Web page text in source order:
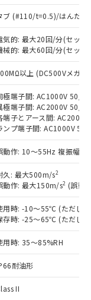
ブ (#110/t=0.5)/はんだづ
気的: 最大20回/分(セット
械的: 最大60回/分(セット
以上 (DC500Vメガ)
極端子間: AC1000V 50/
極端子間: AC2000V 50/
端子とアース間:
ンプ端子間: AC1000V
動作: 10～55Hz 複振幅
久: 最大500m/s2
動作: 最大150m/s2 (誤動
用時: -10～55℃ (ただし
存時: -25～65℃ (ただし
用時: 35～85%RH
耐油形
II
意のうえ
事業取扱
準価格
もので
中には、
品もある
結果は、
社内デー
あり、閲
よび標
物質）の
な商品で
）の非含
定のある
物質）の
物質）の
確認中の
物で、有
。
品として
などや
。
国RoHSの
。
国RoHSの
す。
へお問
カドミウ
ち、外国
る商品
を輸出
は、日本
取引許